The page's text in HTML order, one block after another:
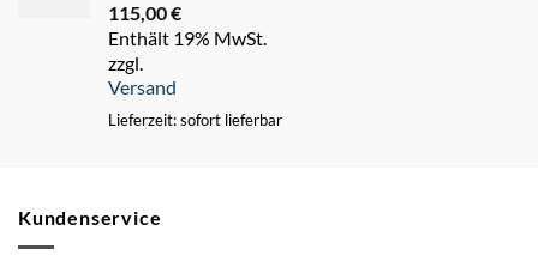
115,00€
Enthält 19% MwSt.
zzgl.
Versand
Lieferzeit: sofort lieferbar
Kundenservice